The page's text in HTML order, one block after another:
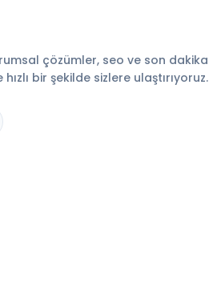
çözümler, seo ve son dakika
bir şekilde sizlere ulaştırıyoruz.